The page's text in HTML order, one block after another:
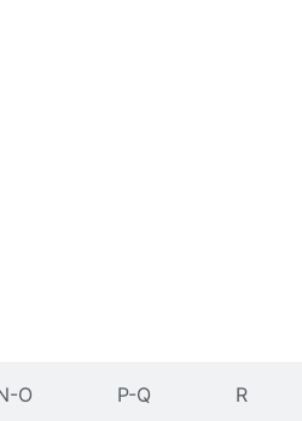
O P-Q R